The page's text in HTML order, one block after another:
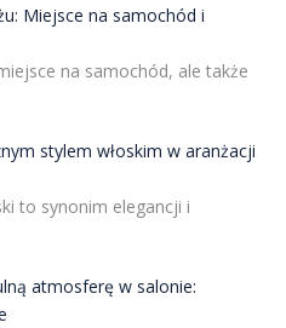
Miejsce na samochód i
na samochód, ale także
stylem włoskim w aranżacji
to synonim elegancji i
atmosferę w salonie: